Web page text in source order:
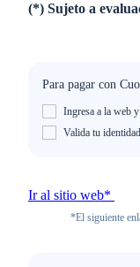
(*) Sujeto a
Para pagar con
Ingresa a la web
Valida tu
Ir al sitio web*
*El siguiente